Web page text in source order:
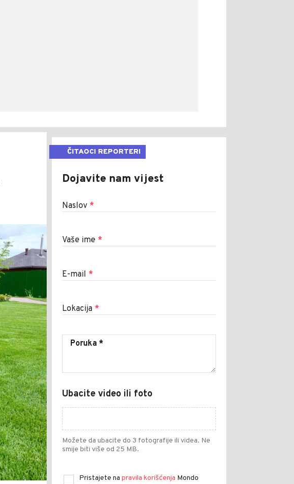
ČITAOCI REPORTERI
Dojavite nam vijest
Naslov *
Vaše ime *
E-mail *
Lokacija *
Ubacite video ili foto
Možete da ubacite do 3 fotografije ili videa. Ne
smije biti više od 25 MB.
Pristajete na pravila korišćenja Mondo